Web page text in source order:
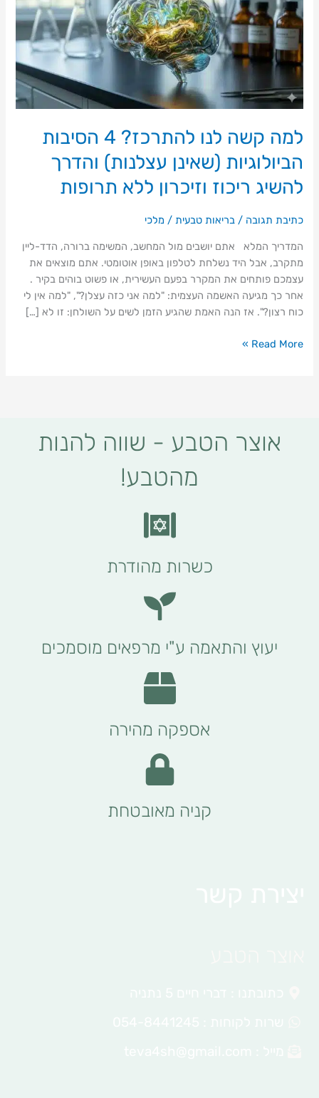
למה קשה לנו להתרכז? 4 הסיבות
הביולוגיות (שאינן עצלנות) והדרך
להשיג ריכוז וזיכרון ללא תרופות
כתיבת תגובה /בריאות טבעית / מלכי
המדריך המלא אתם יושבים מול המחשב, המשימה ברורה, הדד-ליין
מתקרב, אבל היד נשלחת לטלפון באופן אוטומטי. אתם מוצאים את
עצמכם פותחים את המקרר בפעם העשירית, או פשוט בוהים בקיר .
אחר כך מגיעה האשמה העצמית: "למה אני כזה עצלן?", "למה אין לי
כוח רצון?". אז הנה האמת שהגיע הזמן לשים על השולחן: זו לא […]
להתרכז?
4
הסיבות
הביולוגיות
(שאינן
עצלנות)
והדרך
ריכוז
וזיכרון
ללא
תרופות
Read More »
אוצר הטבע - שווה להנות
מהטבע!
כשרות מהודרת
יעוץ והתאמה ע"י מרפאים מוסמכים
אספקה מהירה
קניה מאובטחת